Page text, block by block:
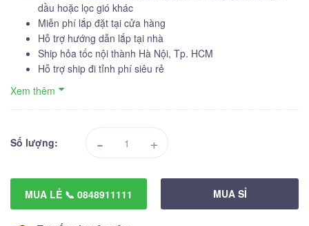
dầu hoặc lọc gió khác
Miễn phí lắp đặt tại cửa hàng
Hỗ trợ hướng dẫn lắp tại nhà
Ship hỏa tốc nội thành Hà Nội, Tp. HCM
Hỗ trợ ship đi tỉnh phí siêu rẻ
Xem thêm
Số lượng: - +
MUA LẺ 📞 0848911111 MUA SỈ